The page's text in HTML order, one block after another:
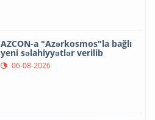
AZCON-a "Azərkosmos"la bağlı
yeni səlahiyyətlər verilib
06-08-2026